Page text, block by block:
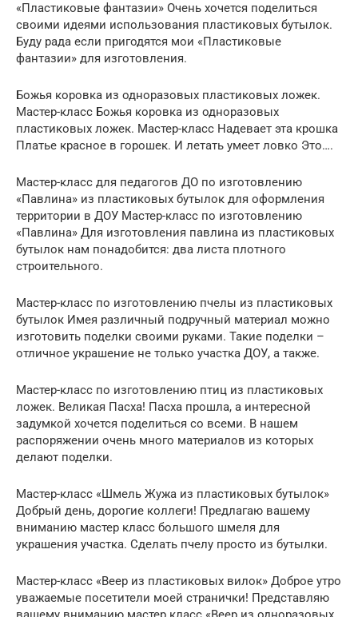
«Пластиковые фантазии» Очень хочется поделиться
своими идеями использования пластиковых бутылок.
Буду рада если пригодятся мои «Пластиковые
фантазии» для изготовления.
Божья коровка из одноразовых пластиковых ложек.
Мастер-класс Божья коровка из одноразовых
пластиковых ложек. Мастер-класс Надевает эта крошка
Платье красное в горошек. И летать умеет ловко Это….
Мастер-класс для педагогов ДО по изготовлению
«Павлина» из пластиковых бутылок для оформления
территории в ДОУ Мастер-класс по изготовлению
«Павлина» Для изготовления павлина из пластиковых
бутылок нам понадобится: два листа плотного
строительного.
Мастер-класс по изготовлению пчелы из пластиковых
бутылок Имея различный подручный материал можно
изготовить поделки своими руками. Такие поделки –
отличное украшение не только участка ДОУ, а также.
Мастер-класс по изготовлению птиц из пластиковых
ложек. Великая Пасха! Пасха прошла, а интересной
задумкой хочется поделиться со всеми. В нашем
распоряжении очень много материалов из которых
делают поделки.
Мастер-класс «Шмель Жужа из пластиковых бутылок»
Добрый день, дорогие коллеги! Предлагаю вашему
вниманию мастер класс большого шмеля для
украшения участка. Сделать пчелу просто из бутылки.
Мастер-класс «Веер из пластиковых вилок» Доброе утро
уважаемые посетители моей странички! Представляю